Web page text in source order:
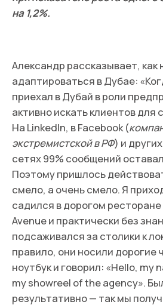
первого местного клиента для
продакшена».
вместе с партнером решил
Дубае.
ГДЕ НАБИРАЛ КОМАНДУ
Команда Plumpy с сентября 2023 года
развивает сервис доставки в Дубае и
откроет первый ресторан в Dubai
Park. На старте и Лена, и Александр
что для хорошего сервиса нужны
Сейчас Plumpy развивают люди с
работы в Кофемании, Lucky Group,
Band и других известных проектах.
«Главное для нас — качество.
персонал мы набираем на местном